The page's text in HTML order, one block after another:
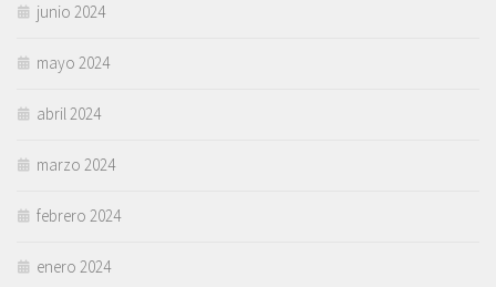
junio 2024
mayo 2024
abril 2024
marzo 2024
febrero 2024
enero 2024